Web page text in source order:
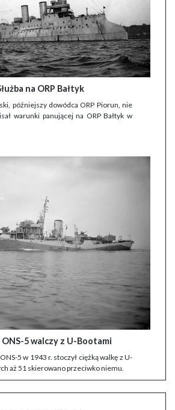
na ORP Bałtyk
późniejszy dowódca ORP Piorun, nie
warunki panującej na ORP Bałtyk w
5 walczy z U-Bootami
5 w 1943 r. stoczył ciężką walkę z U-
aż 51 skierowano przeciwko niemu.